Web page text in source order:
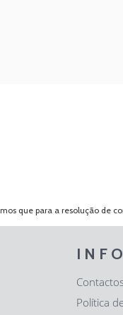
que para a resolução de
Política